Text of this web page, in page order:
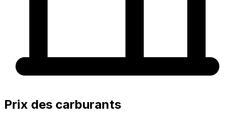
Prix des carburants